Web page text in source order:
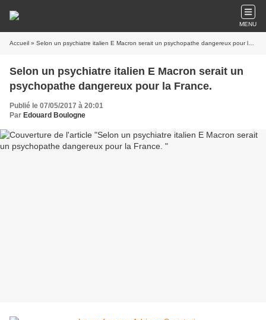
MENU
Accueil » Selon un psychiatre italien E Macron serait un psychopathe dangereux pour la France.
Selon un psychiatre italien E Macron serait un
psychopathe dangereux pour la France.
Publié le 07/05/2017 à 20:01
Par Edouard Boulogne